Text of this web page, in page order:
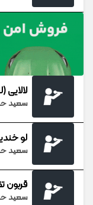
لالایی
سعید
لو
سعید
قربون
سعید